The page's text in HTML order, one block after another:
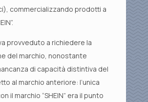
commercializzando prodotti a
provveduto a richiedere la
del marchio, nonostante
di capacità distintiva del
al marchio anteriore: l’unica
il marchio “SHEIN” era il punto